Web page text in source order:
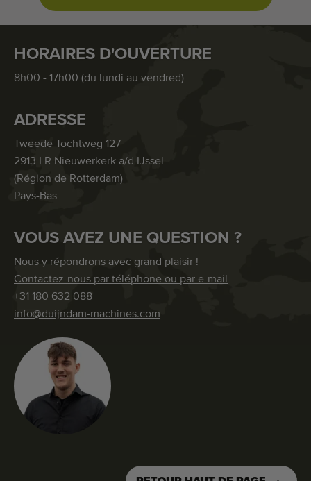
HORAIRES D'OUVERTURE
8h00 - 17h00 (du lundi au vendred)
ADRESSE
Tweede Tochtweg 127
2913 LR Nieuwerkerk a/d IJssel
(Région de Rotterdam)
Pays-Bas
VOUS AVEZ UNE QUESTION ?
Nous y répondrons avec grand plaisir !
Contactez-nous par téléphone ou par e-mail
+31 180 632 088
info@duijndam-machines.com